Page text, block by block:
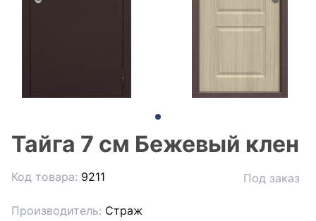
Тайга 7 см Бежевый клен
Код товара: 9211
Производитель: Страж
Под заказ